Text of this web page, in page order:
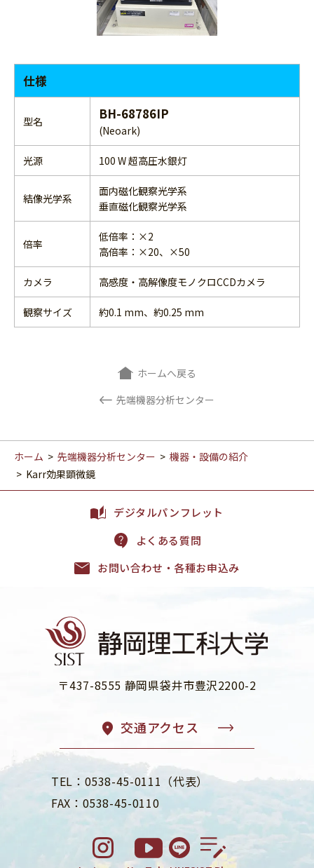
仕様
型名 BH-68786IP
(Neoark)
光源 100 W 超高圧水銀灯
結像光学系
面内磁化観察光学系
垂直磁化観察光学系
倍率
低倍率：×2
高倍率：×20、×50
カメラ 高感度・高解像度モノクロCCDカメラ
観察サイズ 約0.1 mm、約0.25 mm
先端機器分析センター
ホームへ戻る
ホーム > 先端機器分析センター > 機器・設備の紹介
> Karr効果顕微鏡
デジタルパンフレット
よくある質問
お問い合わせ・各種お申込み
〒437-8555 静岡県袋井市豊沢2200-2
交通アクセス
TEL：0538-45-0111（代表）
FAX：0538-45-0110